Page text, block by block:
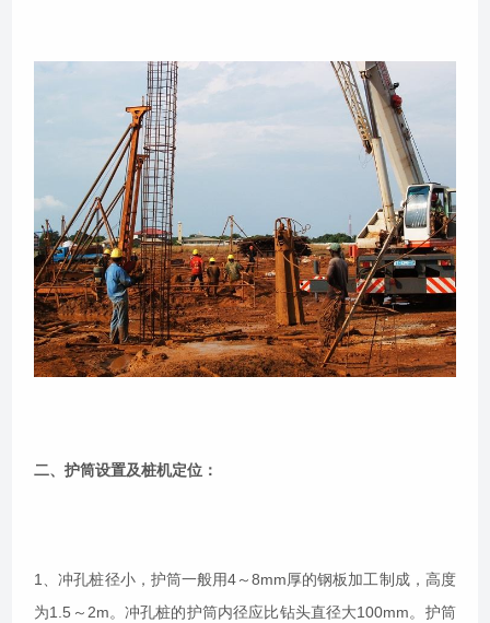
二、护筒设置及桩机定位：
1、冲孔桩径小，护筒一般用4～8mm厚的钢板加工制成，高度
为1.5～2m。冲孔桩的护筒内径应比钻头直径大100mm。护筒